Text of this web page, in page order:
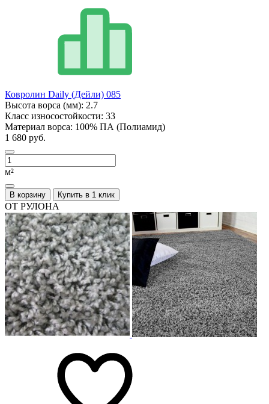
Ковролин Daily (Дейли) 085
Высота ворса (мм): 2.7
Класс износостойкости: 33
Материал ворса: 100% ПА (Полиамид)
1 680 руб.
м²
В корзину Купить в 1 клик
ОТ РУЛОНА